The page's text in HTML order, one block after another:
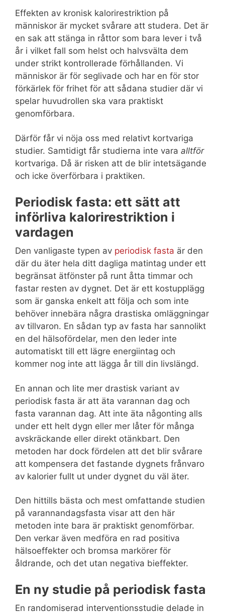
Effekten av kronisk kalorirestriktion på
människor är mycket svårare att studera. Det är
en sak att stänga in råttor som bara lever i två
år i vilket fall som helst och halvsvälta dem
under strikt kontrollerade förhållanden. Vi
människor är för seglivade och har en för stor
förkärlek för frihet för att sådana studier där vi
spelar huvudrollen ska vara praktiskt
genomförbara.
Därför får vi nöja oss med relativt kortvariga
studier. Samtidigt får studierna inte vara alltför
kortvariga. Då är risken att de blir intetsägande
och icke överförbara i praktiken.
Periodisk fasta: ett sätt att
införliva kalorirestriktion i
vardagen
Den vanligaste typen av periodisk fasta är den
där du äter hela ditt dagliga matintag under ett
begränsat ätfönster på runt åtta timmar och
fastar resten av dygnet. Det är ett kostupplägg
som är ganska enkelt att följa och som inte
behöver innebära några drastiska omläggningar
av tillvaron. En sådan typ av fasta har sannolikt
en del hälsofördelar, men den leder inte
automatiskt till ett lägre energiintag och
kommer nog inte att lägga år till din livslängd.
En annan och lite mer drastisk variant av
periodisk fasta är att äta varannan dag och
fasta varannan dag. Att inte äta någonting alls
under ett helt dygn eller mer låter för många
avskräckande eller direkt otänkbart. Den
metoden har dock fördelen att det blir svårare
att kompensera det fastande dygnets frånvaro
av kalorier fullt ut under dygnet du väl äter.
Den hittills bästa och mest omfattande studien
på varannandagsfasta visar att den här
metoden inte bara är praktiskt genomförbar.
Den verkar även medföra en rad positiva
hälsoeffekter och bromsa markörer för
åldrande, och det utan negativa bieffekter.
En ny studie på periodisk fasta
En randomiserad interventionsstudie delade in